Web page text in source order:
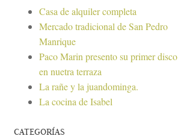
Casa de alquiler completa
Mercado tradicional de San Pedro
Manrique
Paco Marin presento su primer disco
en nuetra terraza
La rañe y la juandominga.
La cocina de Isabel
CATEGORÍAS